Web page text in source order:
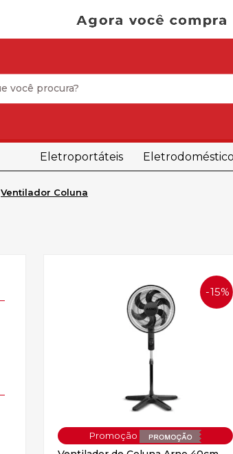
Eletroportáteis
Ventilador Coluna
15%